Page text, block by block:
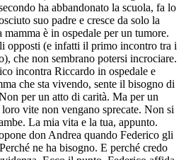
ha abbandonato la scuola, fa lo
suo padre e cresce da solo la
è in ospedale per un tumore.
opposti (e infatti il primo incontro tra i
che non sembrano potersi incrociare.
incontra Riccardo in ospedale e
che sta vivendo, sente il bisogno di
per un atto di carità. Ma per un
vite non vengano sprecate. Non si
La mia vita e la tua, appunto.
don Andrea quando Federico gli
ne ha bisogno. E perché credo